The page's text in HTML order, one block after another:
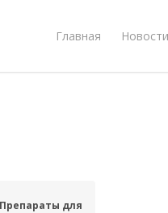
Главная Новости
Препараты для